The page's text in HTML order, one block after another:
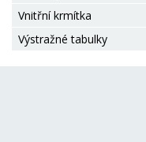
Vnitřní krmítka
Výstražné tabulky